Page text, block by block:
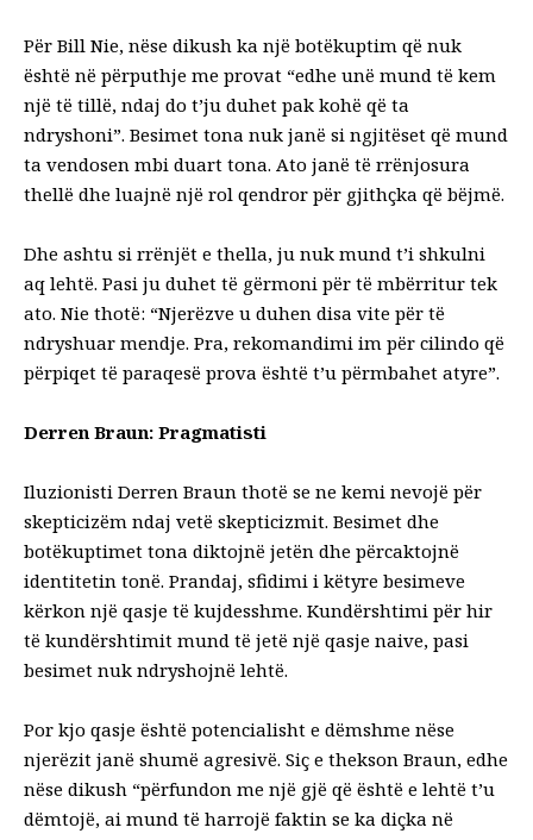
Për Bill Nie, nëse dikush ka një botëkuptim që nuk
është në përputhje me provat “edhe unë mund të kem
një të tillë, ndaj do t’ju duhet pak kohë që ta
ndryshoni”. Besimet tona nuk janë si ngjitëset që mund
ta vendosen mbi duart tona. Ato janë të rrënjosura
thellë dhe luajnë një rol qendror për gjithçka që bëjmë.
Dhe ashtu si rrënjët e thella, ju nuk mund t’i shkulni
aq lehtë. Pasi ju duhet të gërmoni për të mbërritur tek
ato. Nie thotë: “Njerëzve u duhen disa vite për të
ndryshuar mendje. Pra, rekomandimi im për cilindo që
përpiqet të paraqesë prova është t’u përmbahet atyre”.
Derren Braun: Pragmatisti
Iluzionisti Derren Braun thotë se ne kemi nevojë për
skepticizëm ndaj vetë skepticizmit. Besimet dhe
botëkuptimet tona diktojnë jetën dhe përcaktojnë
identitetin tonë. Prandaj, sfidimi i këtyre besimeve
kërkon një qasje të kujdesshme. Kundërshtimi për hir
të kundërshtimit mund të jetë një qasje naive, pasi
besimet nuk ndryshojnë lehtë.
Por kjo qasje është potencialisht e dëmshme nëse
njerëzit janë shumë agresivë. Siç e thekson Braun, edhe
nëse dikush “përfundon me një gjë që është e lehtë t’u
dëmtojë, ai mund të harrojë faktin se ka diçka në